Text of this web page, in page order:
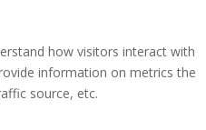
how visitors interact with
information on metrics the
source, etc.